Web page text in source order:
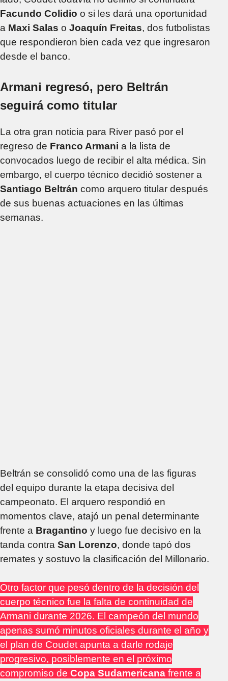
Facundo Colidio o si les dará una oportunidad
a Maxi Salas o Joaquín Freitas, dos futbolistas
que respondieron bien cada vez que ingresaron
desde el banco.
Armani regresó, pero Beltrán
seguirá como titular
La otra gran noticia para River pasó por el
regreso de Franco Armani a la lista de
convocados luego de recibir el alta médica. Sin
embargo, el cuerpo técnico decidió sostener a
Santiago Beltrán como arquero titular después
de sus buenas actuaciones en las últimas
semanas.
Beltrán se consolidó como una de las figuras
del equipo durante la etapa decisiva del
campeonato. El arquero respondió en
momentos clave, atajó un penal determinante
frente a Bragantino y luego fue decisivo en la
tanda contra San Lorenzo, donde tapó dos
remates y sostuvo la clasificación del Millonario.
Otro factor que pesó dentro de la decisión del
cuerpo técnico fue la falta de continuidad de
Armani durante 2026. El campeón del mundo
apenas sumó minutos oficiales durante el año y
el plan de Coudet apunta a darle rodaje
progresivo, posiblemente en el próximo
compromiso de Copa Sudamericana frente a